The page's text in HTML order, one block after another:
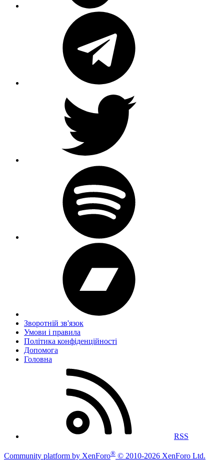
Зворотній зв'язок
Умови і правила
Політика конфіденційності
Дoпoмoга
Головна
RSS
Community platform by XenForo® © 2010-2026 XenForo Ltd.